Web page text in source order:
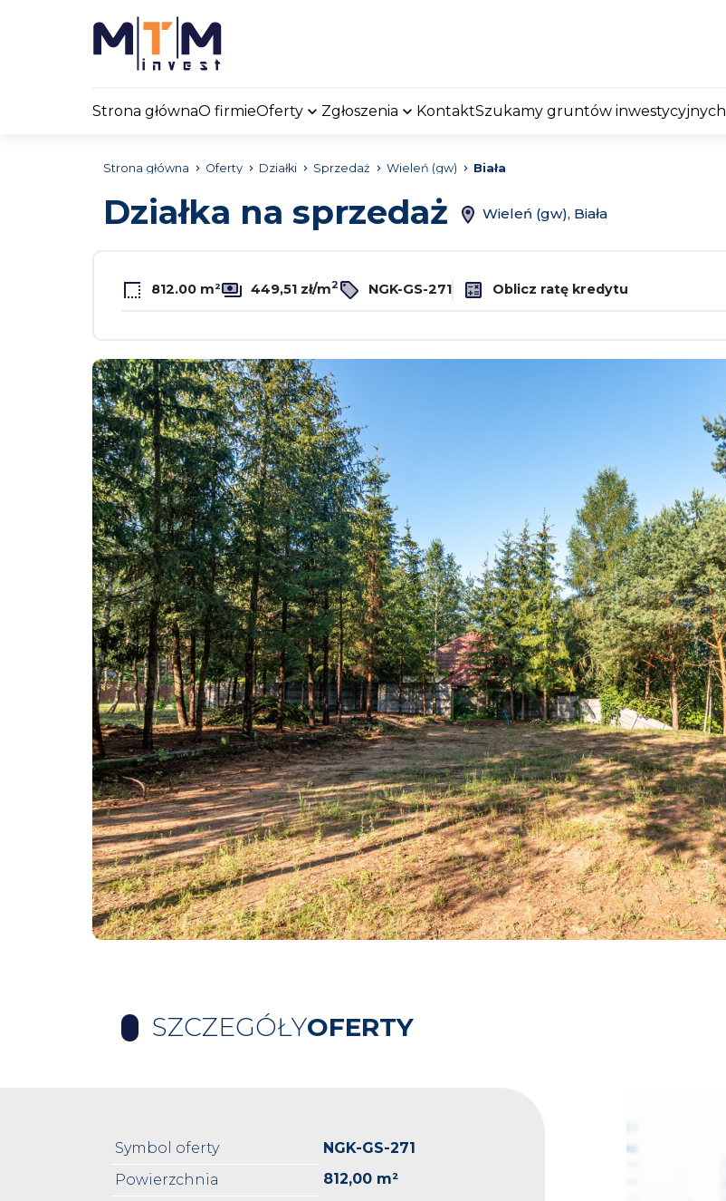
Strona głównaO firmieOferty Zgłoszenia KontaktSzukamy gruntów inwestycyjnych
Strona główna Oferty Działki Sprzedaż Wieleń (gw) Biała
Działka na sprzedaż Wieleń (gw), Biała
812.00 m² 449,51 zł/m2 NGK-GS-271 Oblicz ratę kredytu
SZCZEGÓŁYOFERTY
Symbol oferty
NGK-GS-271
Powierzchnia
812,00 m²